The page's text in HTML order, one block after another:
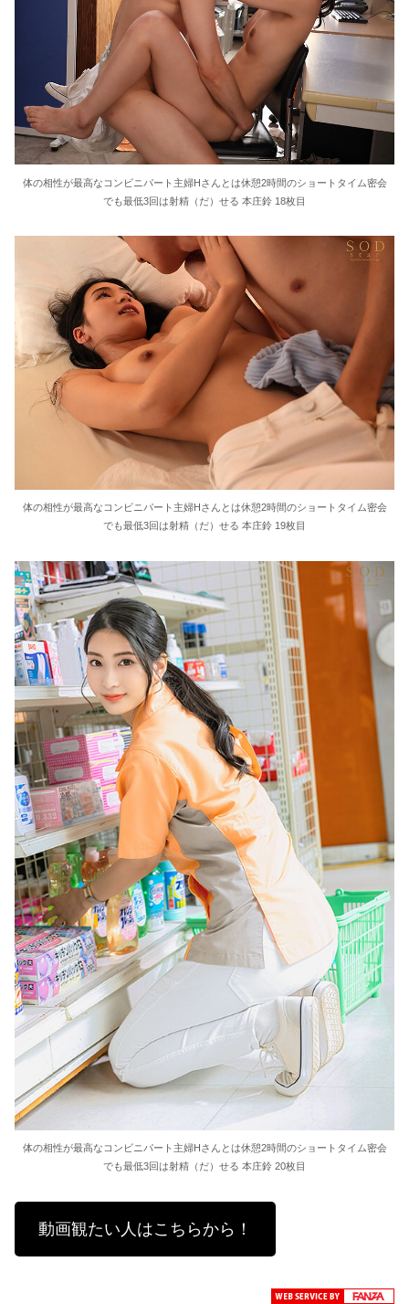
体の相性が最高なコンビニパート主婦Hさんとは休憩2時間のショートタイム密会
でも最低3回は射精（だ）せる 本庄鈴 18枚目
体の相性が最高なコンビニパート主婦Hさんとは休憩2時間のショートタイム密会
でも最低3回は射精（だ）せる 本庄鈴 19枚目
体の相性が最高なコンビニパート主婦Hさんとは休憩2時間のショートタイム密会
でも最低3回は射精（だ）せる 本庄鈴 20枚目
動画観たい人はこちらから！